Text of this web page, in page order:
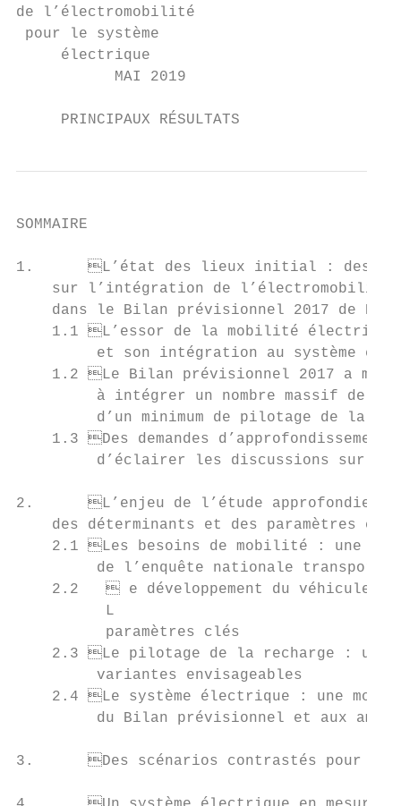
de l’électromobilité
pour le système
     électrique
           MAI 2019
     PRINCIPAUX RÉSULTATS
SOMMAIRE
1.	L’état des lieux initial : des premiers enseignements
sur l’intégration de l’électromobilité
dans le Bilan prévisionnel 2017 de
    1.1	L’essor de la mobilité électrique est désormais une certitude
et son intégration au système
    1.2	Le Bilan prévisionnel 2017 a montré la faculté du système électrique
à intégrer un nombre massif de
d’un minimum de pilotage de la
    1.3	Des demandes d’approfondissements de la part des parties prenantes, qui permettent
d’éclairer les discussions sur
2.	L’enjeu de l’étude approfondie : une bonne compréhension
des déterminants et des paramètres
    2.1	Les besoins de mobilité : une analyse détaillée, basée sur les données
de l’enquête nationale
2.2    e développement du véhicule
          L
paramètres clés
    2.3	Le pilotage de la recharge : une analyse systématique des différentes
variantes envisageables
    2.4	Le système électrique : une modélisation du mix conforme aux scénarios
du Bilan prévisionnel et aux
3.	Des scénarios contrastés pour le développement de la mobilité électrique                  19